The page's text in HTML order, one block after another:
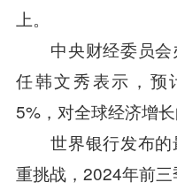
上。
中央财经委员会
任韩文秀表示，预
5%，对全球经济增长
世界银行发布的
重挑战，2024年前